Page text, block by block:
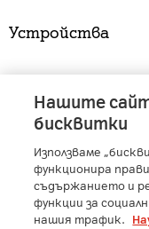
Устройства
A1 Austria - A1
A1 Bulgaria
-
A1
Нашите
бисквитки
Използваме
функционира
съдържанието и
функции за
нашия трафик.